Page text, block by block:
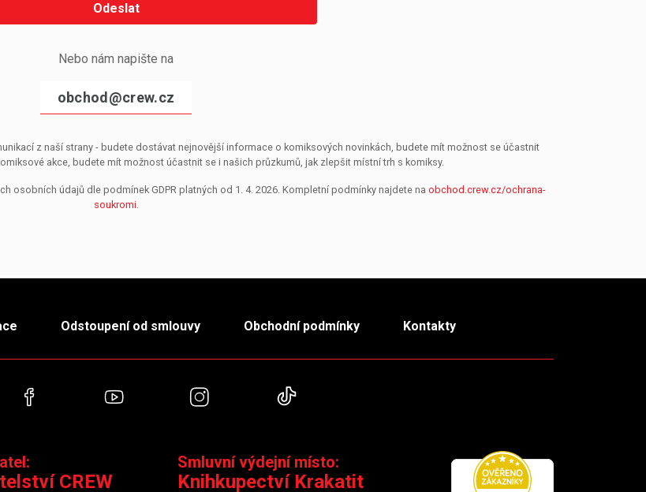
Odeslat
Nebo nám napište na
obchod@crew.cz
z naší strany - budete dostávat nejnovější informace o komiksových novinkách, budete mít možnost se účastnit
akce, budete mít možnost účastnit se i našich průzkumů, jak zlepšit místní trh s komiksy.
osobních údajů dle podmínek GDPR platných od 1. 4. 2026. Kompletní podmínky najdete na obchod.crew.cz/ochrana-
soukromi.
Odstoupení od smlouvy Obchodní podmínky Kontakty
stránkyFacebookYouTube Instagram
CREW
Smluvní výdejní místo:
Knihkupectví Krakatit